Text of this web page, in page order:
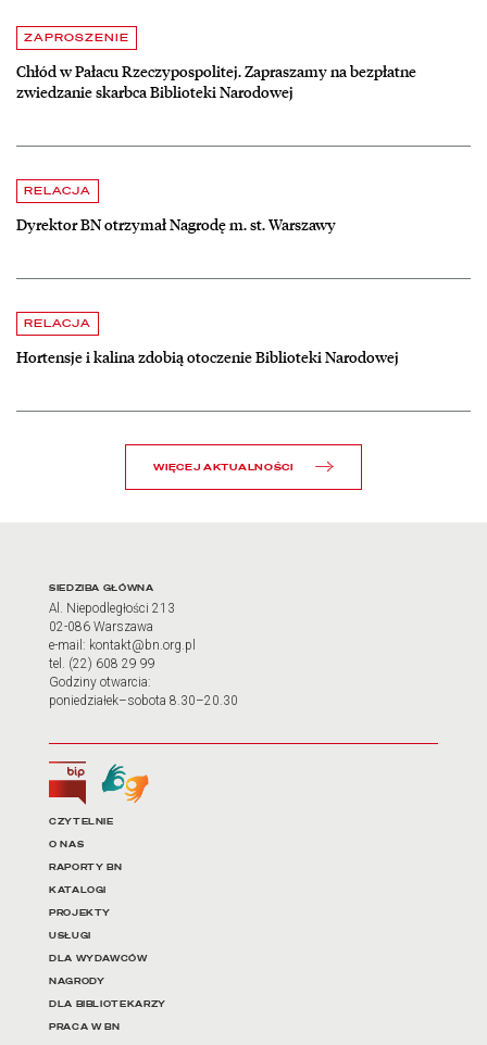
Aktualności
ZAPROSZENIE
Chłód w Pałacu Rzeczypospolitej. Zapraszamy na bezpłatne
zwiedzanie skarbca Biblioteki Narodowej
czytaj więcej o Chłód w Pałacu Rzeczypospolitej. Zapraszamy na
RELACJA
Dyrektor BN otrzymał Nagrodę m. st. Warszawy
czytaj więcej o Dyrektor BN otrzymał Nagrodę m. st. Warszawy
RELACJA
Hortensje i kalina zdobią otoczenie Biblioteki Narodowej
czytaj więcej o Hortensje i kalina zdobią otoczenie Biblioteki
WIĘCEJ AKTUALNOŚCI
Adres oraz godziny
SIEDZIBA GŁÓWNA
Al. Niepodległości 213
02-086 Warszawa
e-mail: kontakt@bn.org.pl
tel. (22) 608 29 99
Godziny otwarcia:
poniedziałek–sobota 8.30–20.30
Biuletyn Informacji Publicznej
Tłumacz języka migowego
Linki do najważniejszych
CZYTELNIE
O NAS
RAPORTY BN
KATALOGI
PROJEKTY
USŁUGI
DLA WYDAWCÓW
NAGRODY
DLA BIBLIOTEKARZY
PRACA W BN